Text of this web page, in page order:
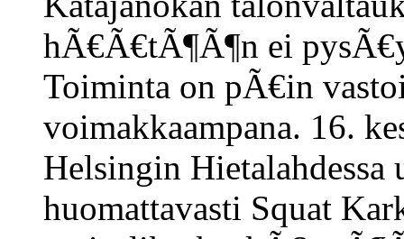
hÃ€Ã€tÃ¶Ã¶n ei
Toiminta on pÃ€in
voimakkaampana. 16.
Helsingin
huomattavasti Squat